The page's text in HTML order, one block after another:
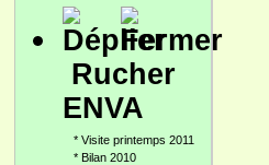
Rucher
ENVA
* Visite printemps 2011
* Bilan 2010